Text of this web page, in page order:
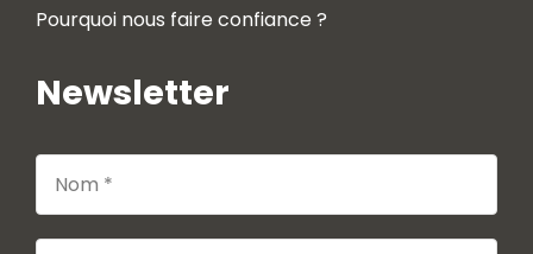
Pourquoi nous faire confiance ?
Newsletter